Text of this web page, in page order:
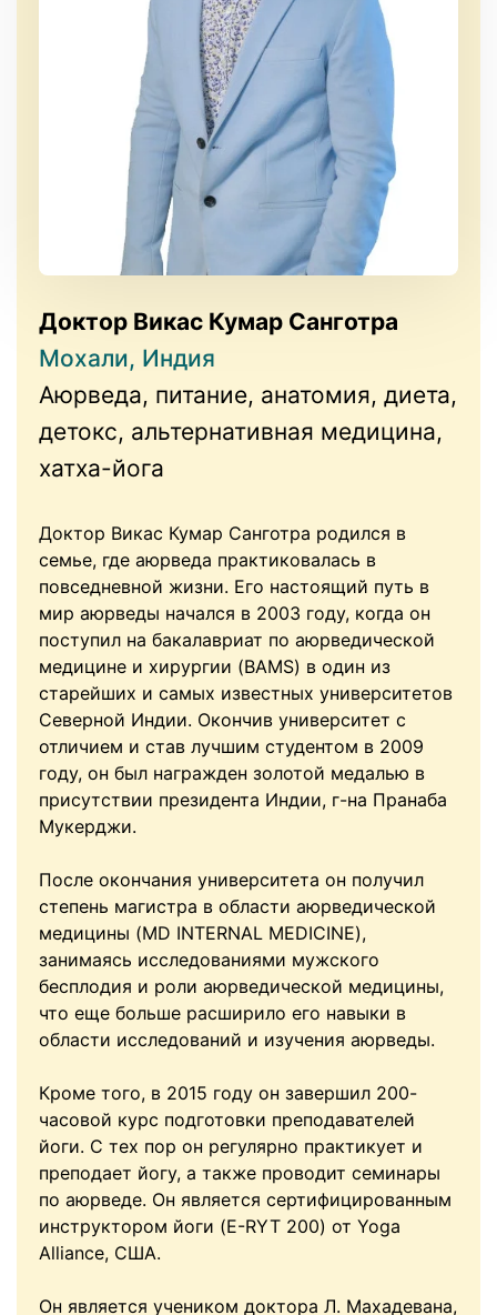
Доктор Викас Кумар Санготра
Мохали, Индия
Аюрведа, питание, анатомия, диета,
детокс, альтернативная медицина,
хатха-йога
Доктор Викас Кумар Санготра родился в
семье, где аюрведа практиковалась в
повседневной жизни. Его настоящий путь в
мир аюрведы начался в 2003 году, когда он
поступил на бакалавриат по аюрведической
медицине и хирургии (BAMS) в один из
старейших и самых известных университетов
Северной Индии. Окончив университет с
отличием и став лучшим студентом в 2009
году, он был награжден золотой медалью в
присутствии президента Индии, г-на Пранаба
Мукерджи.
После окончания университета он получил
степень магистра в области аюрведической
медицины (MD INTERNAL MEDICINE),
занимаясь исследованиями мужского
бесплодия и роли аюрведической медицины,
что еще больше расширило его навыки в
области исследований и изучения аюрведы.
Кроме того, в 2015 году он завершил 200-
часовой курс подготовки преподавателей
йоги. С тех пор он регулярно практикует и
преподает йогу, а также проводит семинары
по аюрведе. Он является сертифицированным
инструктором йоги (E-RYT 200) от Yoga
Alliance, США.
Он является учеником доктора Л. Махадевана,